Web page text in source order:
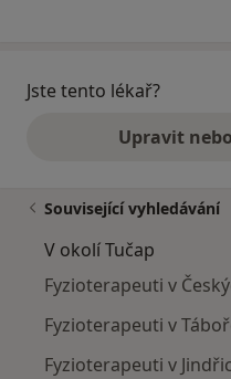
Jste tento lékař?
Upravit
Související vyhledávání
V okolí Tučap
Fyzioterapeuti v
Fyzioterapeuti v
Fyzioterapeuti v